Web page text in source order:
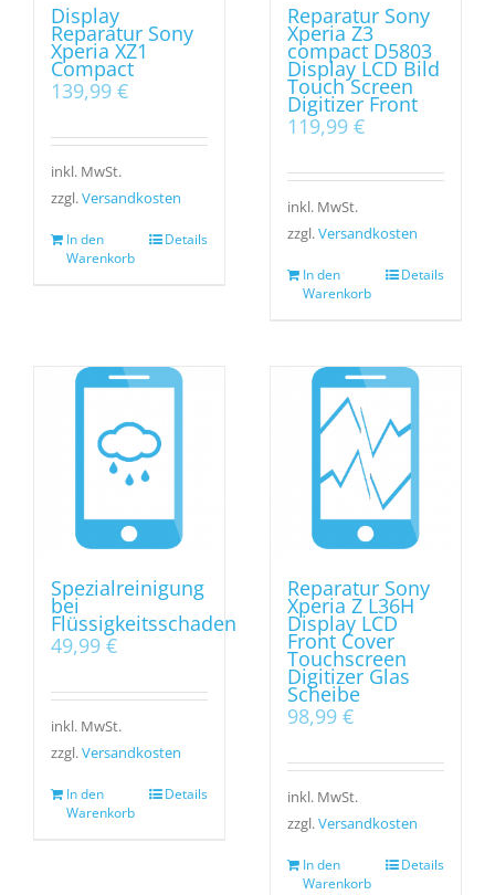
Display
Reparatur Sony
Xperia XZ1
Compact
139,99 €
inkl. MwSt.
zzgl.Versandkosten
In den
Warenkorb
Details
Reparatur Sony
Xperia Z3
compact D5803
Display LCD Bild
Touch Screen
Digitizer Front
119,99 €
inkl. MwSt.
zzgl.Versandkosten
In den
Warenkorb
Details
Spezialreinigung
bei
Flüssigkeitsschaden
49,99 €
inkl. MwSt.
zzgl.Versandkosten
In den
Warenkorb
Details
Reparatur Sony
Xperia Z L36H
Display LCD
Front Cover
Touchscreen
Digitizer Glas
Scheibe
98,99 €
inkl. MwSt.
zzgl.Versandkosten
In den
Warenkorb
Details